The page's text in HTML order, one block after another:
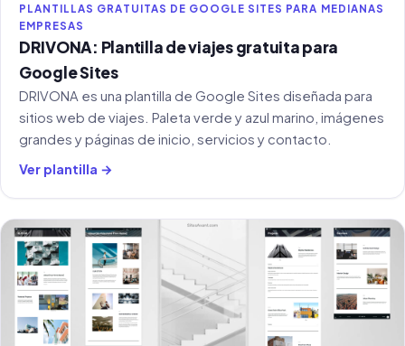
PLANTILLAS GRATUITAS DE GOOGLE SITES PARA MEDIANAS
EMPRESAS
DRIVONA: Plantilla de viajes gratuita para
Google Sites
DRIVONA es una plantilla de Google Sites diseñada para
sitios web de viajes. Paleta verde y azul marino, imágenes
grandes y páginas de inicio, servicios y contacto.
Ver plantilla →